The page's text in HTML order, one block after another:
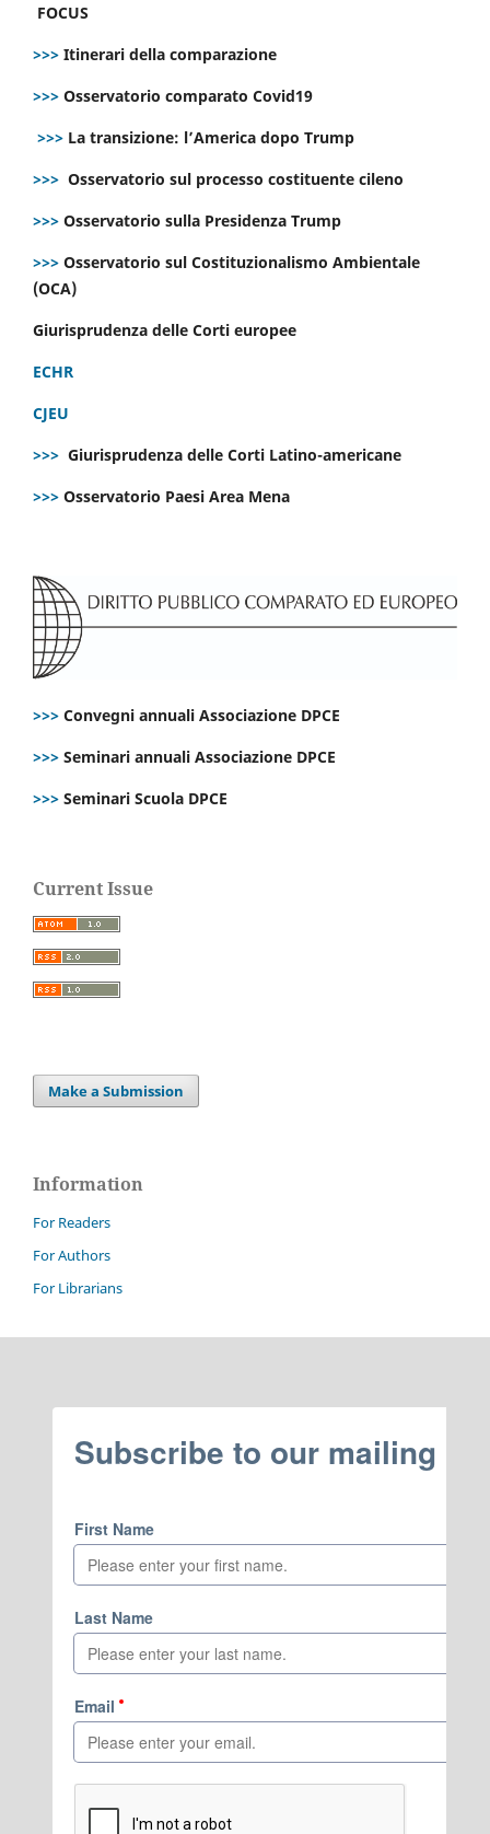
FOCUS
>>> Itinerari della comparazione
>>> Osservatorio comparato Covid19
>>> La transizione: l’America dopo Trump
>>> Osservatorio sul processo costituente cileno
>>> Osservatorio sulla Presidenza Trump
>>> Osservatorio sul Costituzionalismo Ambientale
(OCA)
Giurisprudenza delle Corti europee
ECHR
CJEU
>>> Giurisprudenza delle Corti Latino-americane
>>> Osservatorio Paesi Area Mena
>>> Convegni annuali Associazione DPCE
>>> Seminari annuali Associazione DPCE
>>> Seminari Scuola DPCE
Current Issue
Make a Submission
Information
For Readers
For Authors
For Librarians